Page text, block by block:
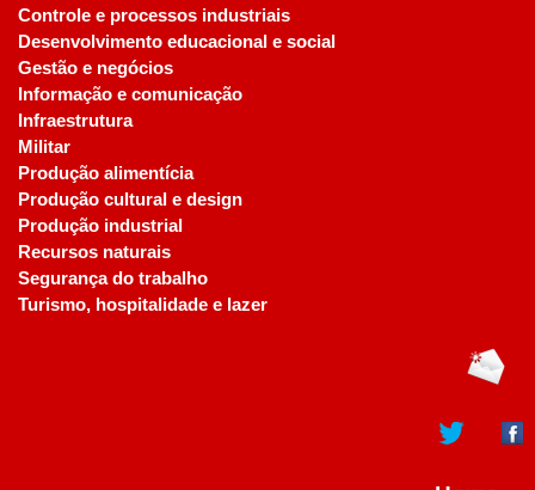
Controle e processos industriais
Desenvolvimento educacional e social
Gestão e negócios
Informação e comunicação
Infraestrutura
Militar
Produção alimentícia
Produção cultural e design
Produção industrial
Recursos naturais
Segurança do trabalho
Turismo, hospitalidade e lazer